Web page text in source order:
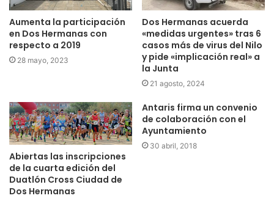
Aumenta la participación
en Dos Hermanas con
respecto a 2019
28 mayo, 2023
Dos Hermanas acuerda
«medidas urgentes» tras 6
casos más de virus del Nilo
y pide «implicación real» a
la Junta
21 agosto, 2024
Abiertas las inscripciones
de la cuarta edición del
Duatlón Cross Ciudad de
Dos Hermanas
Antaris firma un convenio
de colaboración con el
Ayuntamiento
30 abril, 2018